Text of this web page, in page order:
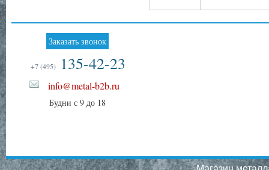
Заказать звонок
+7 (495) 135-42-23
info@metal-b2b.ru
Будни с 9 до 18